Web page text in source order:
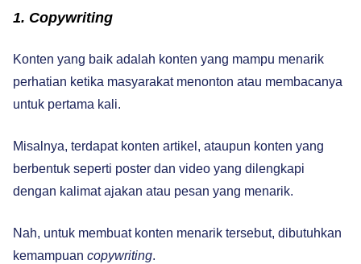
1. Copywriting
Konten yang baik adalah konten yang mampu menarik
perhatian ketika masyarakat menonton atau membacanya
untuk pertama kali.
Misalnya, terdapat konten artikel, ataupun konten yang
berbentuk seperti poster dan video yang dilengkapi
dengan kalimat ajakan atau pesan yang menarik.
Nah, untuk membuat konten menarik tersebut, dibutuhkan
kemampuan copywriting.